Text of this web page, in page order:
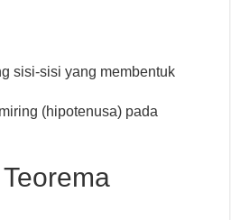
sisi-sisi yang membentuk
(hipotenusa) pada